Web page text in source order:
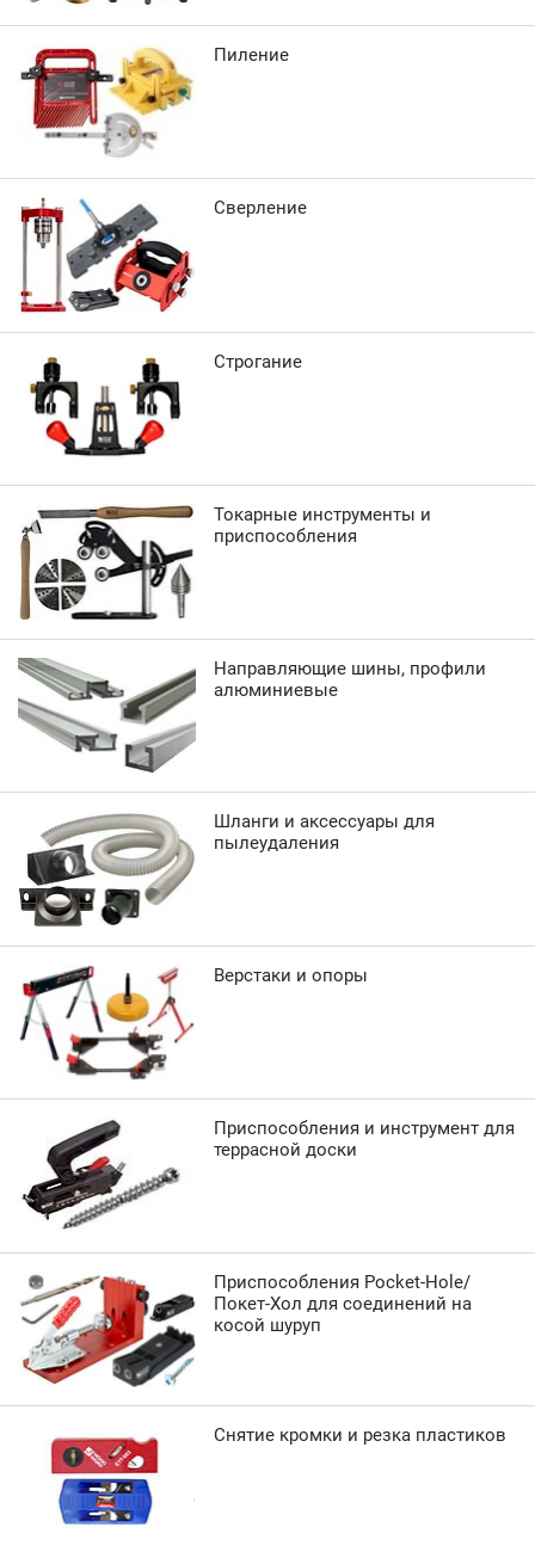
Пиление
Сверление
Строгание
Токарные инструменты и
приспособления
Направляющие шины, профили
алюминиевые
Шланги и аксессуары для
пылеудаления
Верстаки и опоры
Приспособления и инструмент для
террасной доски
Приспособления Pocket-Hole/
Покет-Хол для соединений на
косой шуруп
Снятие кромки и резка пластиков